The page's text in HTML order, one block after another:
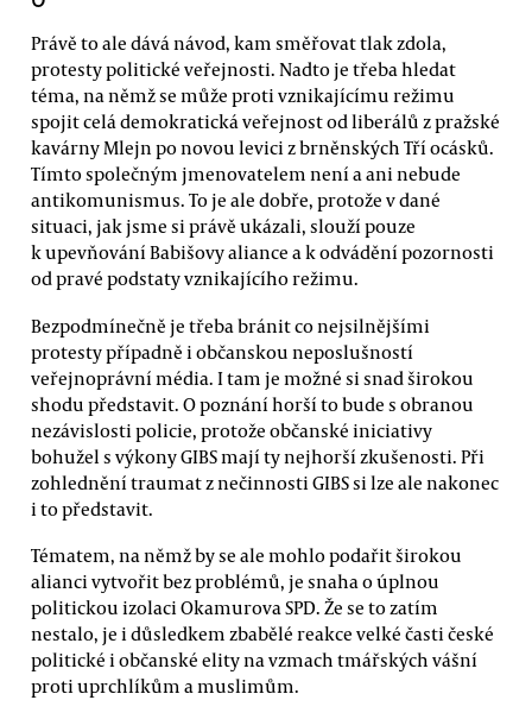
Právě to ale dává návod, kam směřovat tlak zdola,
protesty politické veřejnosti. Nadto je třeba hledat
téma, na němž se může proti vznikajícímu režimu
spojit celá demokratická veřejnost od liberálů z pražské
kavárny Mlejn po novou levici z brněnských Tří ocásků.
Tímto společným jmenovatelem není a ani nebude
antikomunismus. To je ale dobře, protože v dané
situaci, jak jsme si právě ukázali, slouží pouze
k upevňování Babišovy aliance a k odvádění pozornosti
od pravé podstaty vznikajícího režimu.
Bezpodmínečně je třeba bránit co nejsilnějšími
protesty případně i občanskou neposlušností
veřejnoprávní média. I tam je možné si snad širokou
shodu představit. O poznání horší to bude s obranou
nezávislosti policie, protože občanské iniciativy
bohužel s výkony GIBS mají ty nejhorší zkušenosti. Při
zohlednění traumat z nečinnosti GIBS si lze ale nakonec
i to představit.
Tématem, na němž by se ale mohlo podařit širokou
alianci vytvořit bez problémů, je snaha o úplnou
politickou izolaci Okamurova SPD. Že se to zatím
nestalo, je i důsledkem zbabělé reakce velké časti české
politické i občanské elity na vzmach tmářských vášní
proti uprchlíkům a muslimům.